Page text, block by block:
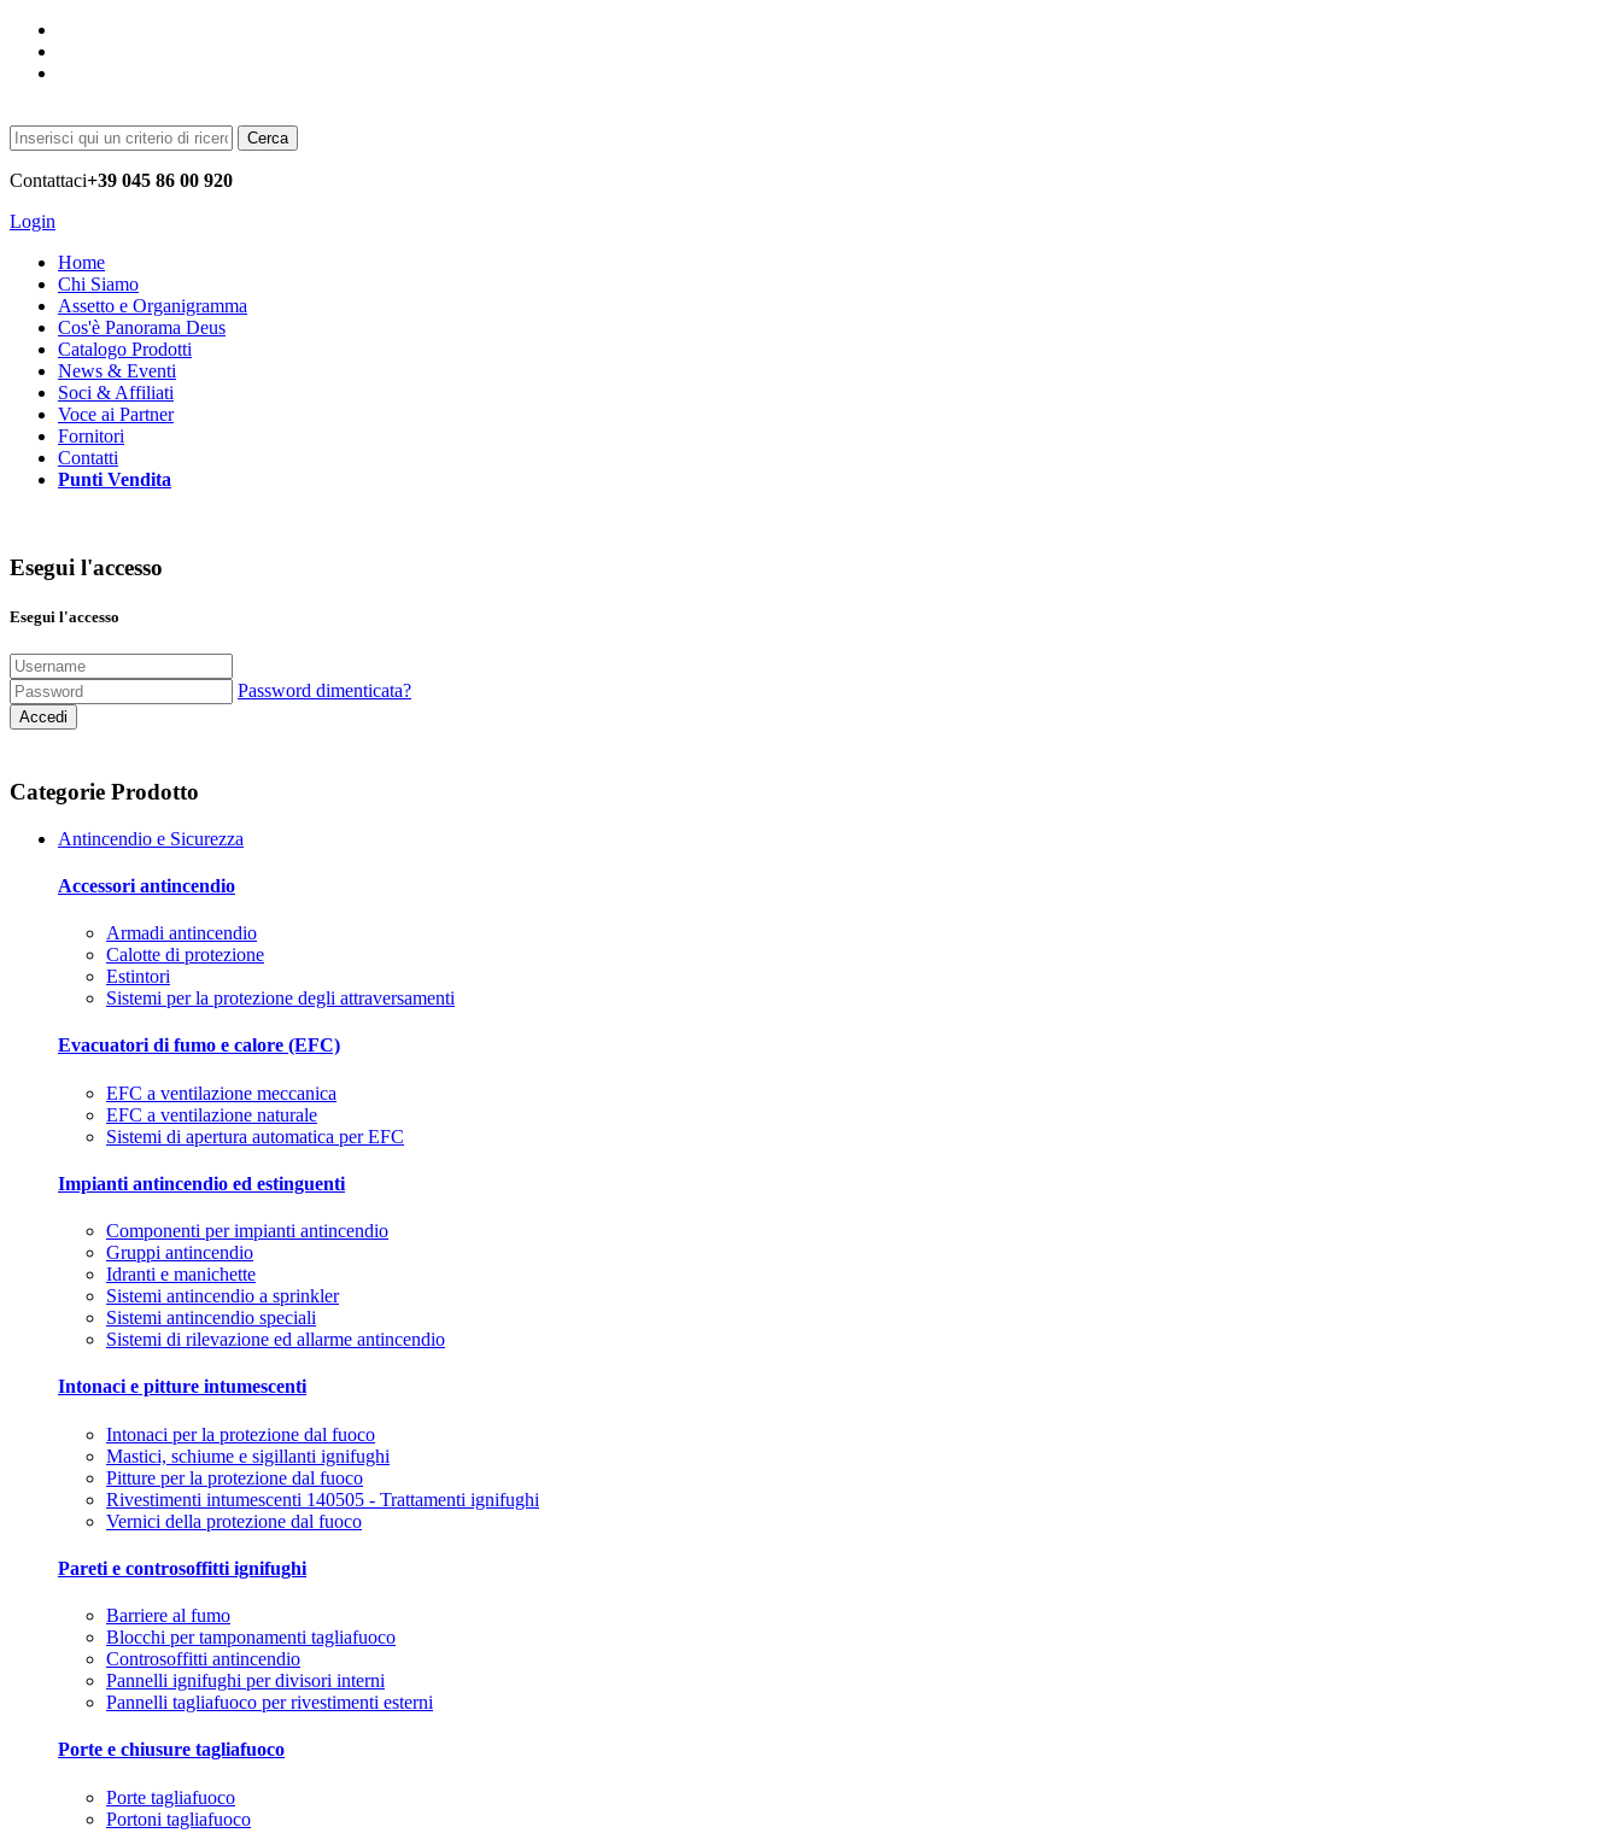
Cerca
Contattaci+39 045 86 00 920
Login
Home
Chi Siamo
Assetto e Organigramma
Cos'è Panorama Deus
Catalogo Prodotti
News & Eventi
Soci & Affiliati
Voce ai Partner
Fornitori
Contatti
Punti Vendita
Esegui l'accesso
Esegui l'accesso
Password dimenticata?
Accedi
Categorie Prodotto
Antincendio e Sicurezza
Accessori antincendio
Armadi antincendio
Calotte di protezione
Estintori
Sistemi per la protezione degli attraversamenti
Evacuatori di fumo e calore (EFC)
EFC a ventilazione meccanica
EFC a ventilazione naturale
Sistemi di apertura automatica per EFC
Impianti antincendio ed estinguenti
Componenti per impianti antincendio
Gruppi antincendio
Idranti e manichette
Sistemi antincendio a sprinkler
Sistemi antincendio speciali
Sistemi di rilevazione ed allarme antincendio
Intonaci e pitture intumescenti
Intonaci per la protezione dal fuoco
Mastici, schiume e sigillanti ignifughi
Pitture per la protezione dal fuoco
Rivestimenti intumescenti 140505 - Trattamenti ignifughi
Vernici della protezione dal fuoco
Pareti e controsoffitti ignifughi
Barriere al fumo
Blocchi per tamponamenti tagliafuoco
Controsoffitti antincendio
Pannelli ignifughi per divisori interni
Pannelli tagliafuoco per rivestimenti esterni
Porte e chiusure tagliafuoco
Porte tagliafuoco
Portoni tagliafuoco